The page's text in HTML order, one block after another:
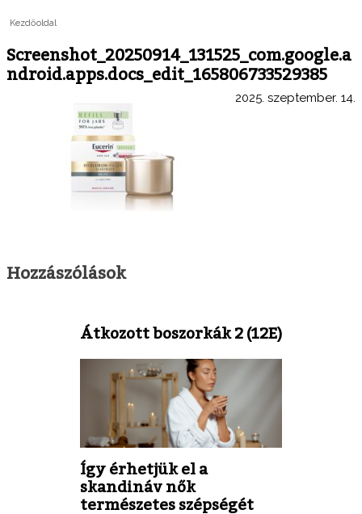
Kezdőoldal
Screenshot_20250914_131525_com.google.a
ndroid.apps.docs_edit_165806733529385
2025. szeptember. 14.
Hozzászólások
Átkozott boszorkák 2 (12E)
Így érhetjük el a
skandináv nők
természetes szépségét